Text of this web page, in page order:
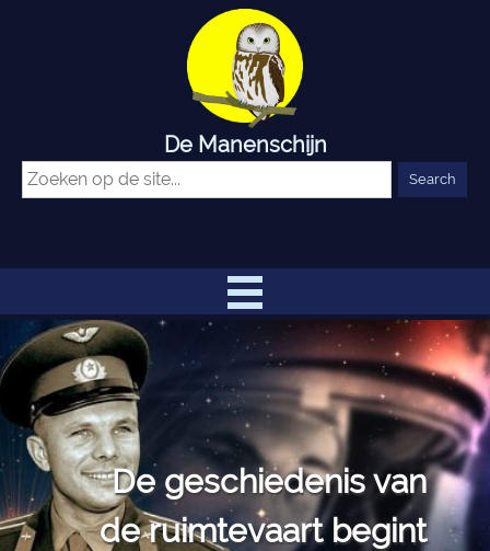
De Manenschijn
De geschiedenis van
de ruimtevaart begint